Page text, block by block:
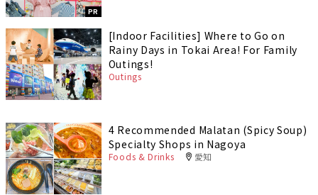
PR
[Indoor Facilities] Where to Go on
Rainy Days in Tokai Area! For Family
Outings!
Outings
4 Recommended Malatan (Spicy Soup)
Specialty Shops in Nagoya
Foods & Drinks 愛知